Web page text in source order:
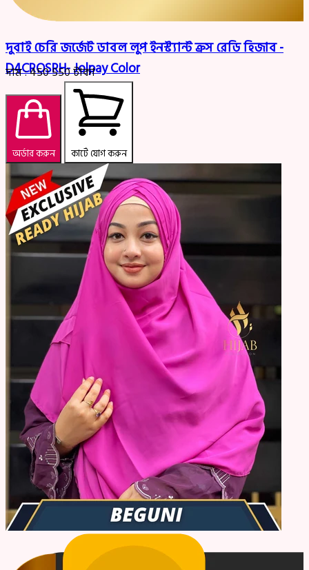
দুবাই চেরি জর্জেট ডাবল লুপ ইনস্ট্যান্ট ক্রস রেডি হিজাব -
D4CROSRH- Jolpay Color
দাম :450550টাকা
অর্ডার করুন কার্টে যোগ করুন